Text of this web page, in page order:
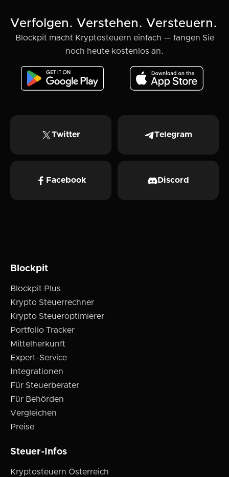
Verfolgen. Verstehen. Versteuern.
Blockpit macht Kryptosteuern einfach — fangen Sie
noch heute kostenlos an.
Twitter Telegram
Facebook Discord
Blockpit
Blockpit Plus
Krypto Steuerrechner
Krypto Steueroptimierer
Portfolio Tracker
Mittelherkunft
Expert-Service
Integrationen
Für Steuerberater
Für Behörden
Vergleichen
Preise
Steuer-Infos
Kryptosteuern Österreich